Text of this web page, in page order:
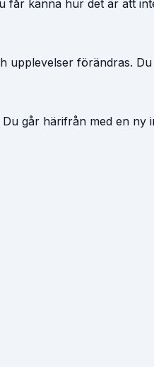
får känna hur det är att
förändras.
går härifrån med en